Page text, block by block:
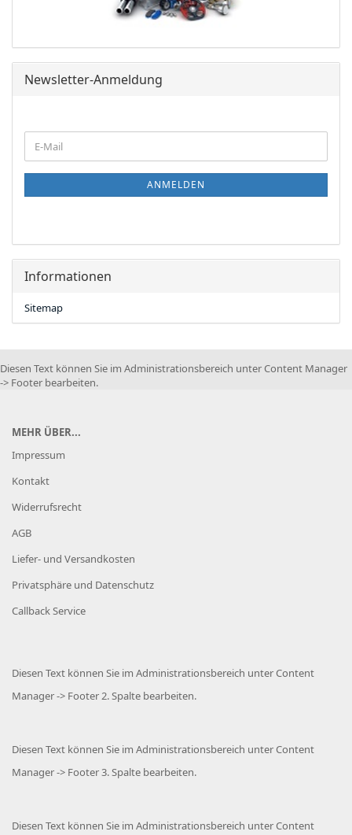
Newsletter-Anmeldung
ZUR
NEWSLETTER-
E-
Mail
ANMELDEN
Informationen
Sitemap
Diesen Text können Sie im Administrationsbereich unter Content Manager
-> Footer bearbeiten.
MEHR ÜBER...
Impressum
Kontakt
Widerrufsrecht
AGB
Liefer- und Versandkosten
Privatsphäre und Datenschutz
Callback Service
Diesen Text können Sie im Administrationsbereich unter Content
Manager -> Footer 2. Spalte bearbeiten.
Diesen Text können Sie im Administrationsbereich unter Content
Manager -> Footer 3. Spalte bearbeiten.
Diesen Text können Sie im Administrationsbereich unter Content